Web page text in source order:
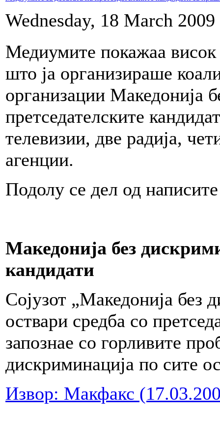
Wednesday, 18 March
Медиумите покажаа висок
што ја организираше
организации Македонија
претседателските
телевизии, две радија,
агенции.
Подолу се дел од
Македонија без
кандидати
Сојузот „Македонија без
оствари средба со
запознае со горливите
дискриминација по сите
Извор: Макфакс